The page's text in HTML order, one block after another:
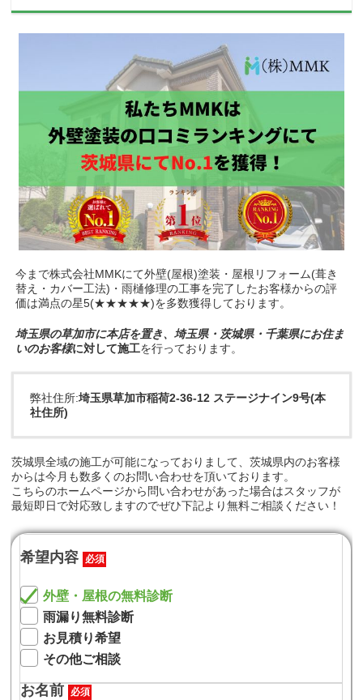
今まで株式会社MMKにて外壁(屋根)塗装・屋根リフォーム(葺き
替え・カバー工法)・雨樋修理の工事を完了したお客様からの評
価は満点の星5(★★★★★)を多数獲得しております。
埼玉県の草加市に本店を置き、埼玉県・茨城県・千葉県にお住ま
いのお客様に対して施工を行っております。
弊社住所:埼玉県草加市稲荷2-36-12 ステージナイン9号(本
社住所)
茨城県全域の施工が可能になっておりまして、茨城県内のお客様
からは今月も数多くのお問い合わせを頂いております。
こちらのホームページから問い合わせがあった場合はスタッフが
最短即日で対応致しますのでぜひ下記より無料ご相談ください！
希望内容 必須
外壁・屋根の無料診断
雨漏り無料診断
お見積り希望
その他ご相談
お名前 必須